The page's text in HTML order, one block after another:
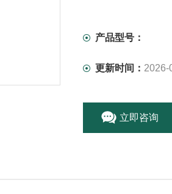
产品型号：
更新时间： 2026-
立即咨询